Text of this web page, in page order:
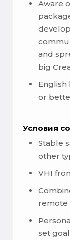
Aware
and
big
or
Условия
Stable
other
VHI
remote
set